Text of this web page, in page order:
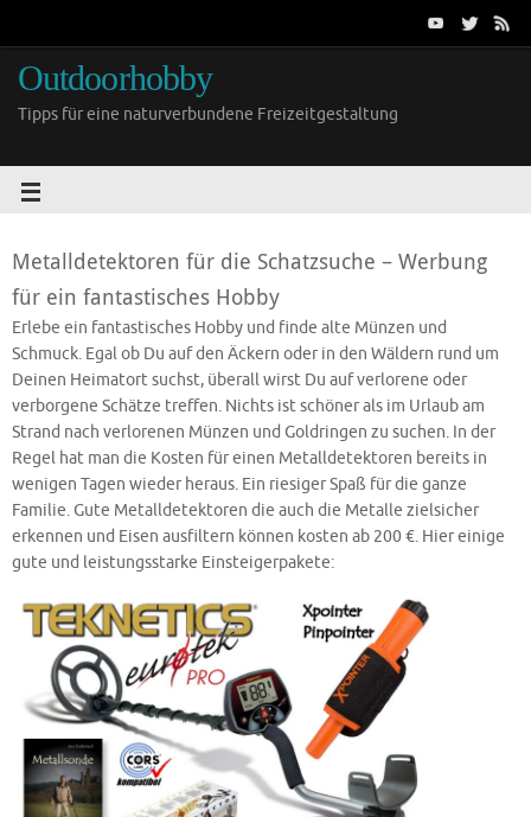
Outdoorhobby
Tipps für eine naturverbundene Freizeitgestaltung
Metalldetektoren für die Schatzsuche – Werbung
für ein fantastisches Hobby
Erlebe ein fantastisches Hobby und finde alte Münzen und
Schmuck. Egal ob Du auf den Äckern oder in den Wäldern rund um
Deinen Heimatort suchst, überall wirst Du auf verlorene oder
verborgene Schätze treffen. Nichts ist schöner als im Urlaub am
Strand nach verlorenen Münzen und Goldringen zu suchen. In der
Regel hat man die Kosten für einen Metalldetektoren bereits in
wenigen Tagen wieder heraus. Ein riesiger Spaß für die ganze
Familie. Gute Metalldetektoren die auch die Metalle zielsicher
erkennen und Eisen ausfiltern können kosten ab 200 €. Hier einige
gute und leistungsstarke Einsteigerpakete: